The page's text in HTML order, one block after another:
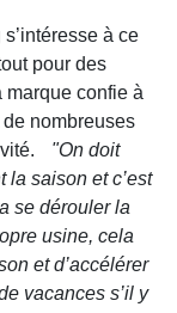
à ce
pour des
confie à
nombreuses
"On doit
la saison et c’est
se dérouler la
usine, cela
et d’accélérer
vacances s’il y